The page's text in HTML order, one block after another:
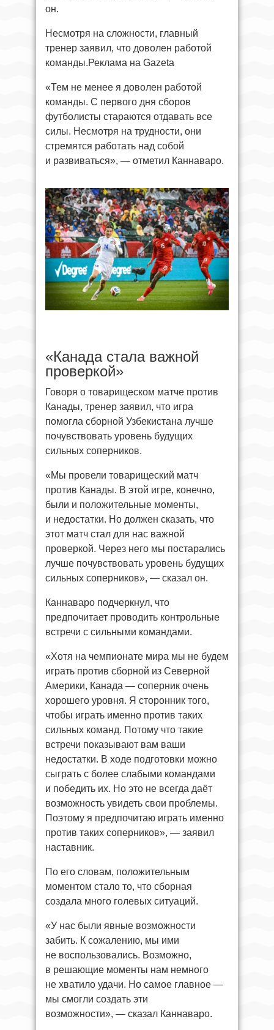
он.
Несмотря на сложности, главный
тренер заявил, что доволен работой
команды.Реклама на Gazeta
«Тем не менее я доволен работой
команды. С первого дня сборов
футболисты стараются отдавать все
силы. Несмотря на трудности, они
стремятся работать над собой
и развиваться», — отметил Каннаваро.
«Канада стала важной
проверкой»
Говоря о товарищеском матче против
Канады, тренер заявил, что игра
помогла сборной Узбекистана лучше
почувствовать уровень будущих
сильных соперников.
«Мы провели товарищеский матч
против Канады. В этой игре, конечно,
были и положительные моменты,
и недостатки. Но должен сказать, что
этот матч стал для нас важной
проверкой. Через него мы постарались
лучше почувствовать уровень будущих
сильных соперников», — сказал он.
Каннаваро подчеркнул, что
предпочитает проводить контрольные
встречи с сильными командами.
«Хотя на чемпионате мира мы не будем
играть против сборной из Северной
Америки, Канада — соперник очень
хорошего уровня. Я сторонник того,
чтобы играть именно против таких
сильных команд. Потому что такие
встречи показывают вам ваши
недостатки. В ходе подготовки можно
сыграть с более слабыми командами
и победить их. Но это не всегда даёт
возможность увидеть свои проблемы.
Поэтому я предпочитаю играть именно
против таких соперников», — заявил
наставник.
По его словам, положительным
моментом стало то, что сборная
создала много голевых ситуаций.
«У нас были явные возможности
забить. К сожалению, мы ими
не воспользовались. Возможно,
в решающие моменты нам немного
не хватило удачи. Но самое главное —
мы смогли создать эти
возможности», — сказал Каннаваро.